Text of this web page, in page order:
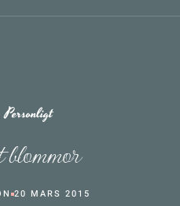
Personligt
blommor
20 MARS 2015